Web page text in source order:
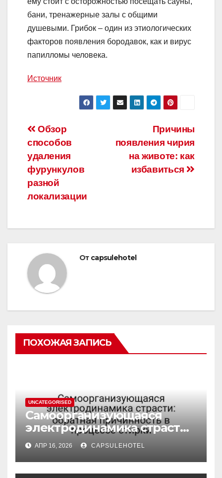
бани, тренажерные залы с общими
душевыми. Грибок – один из этиологических
факторов появления бородавок, как и вирус
папилломы человека.
Источник
Навигация
по
записям
Причины
появления чирия
на животе: как
избавиться
Обзор
способов
удаления
фурункулов
разной
локализации
От capsulehotel
ПОХОЖАЯ ЗАПИСЬ
UNCATEGORISED
Самоорганизующаяся
электродинамика страсти:
обратная причинность в
процессе стирки
АПР 16, 2026 CAPSULEHOTEL